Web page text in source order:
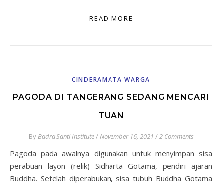
READ MORE
CINDERAMATA WARGA
PAGODA DI TANGERANG SEDANG MENCARI
TUAN
ByBadra Santi Institute/November 16, 2021 /2 Comments
Pagoda pada awalnya digunakan untuk menyimpan sisa
perabuan layon (relik) Sidharta Gotama, pendiri ajaran
Buddha. Setelah diperabukan, sisa tubuh Buddha Gotama